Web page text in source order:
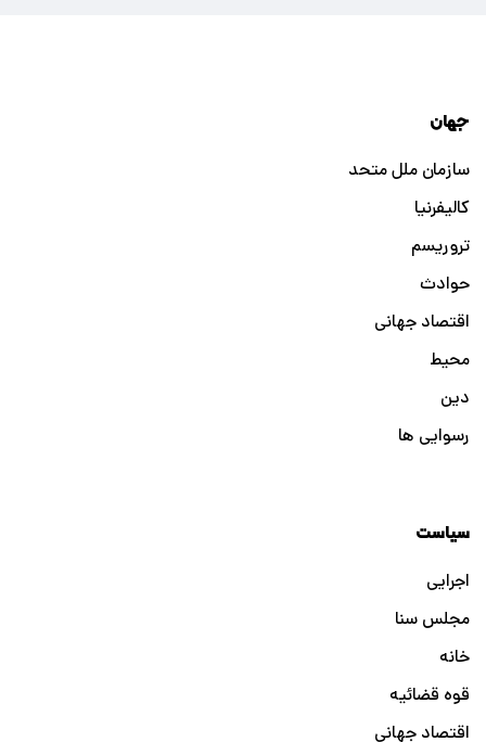
جهان
سازمان ملل متحد
کالیفرنیا
تروریسم
حوادث
اقتصاد جهانی
محیط
دین
رسوایی ها
سیاست
اجرایی
مجلس سنا
خانه
قوه قضائیه
اقتصاد جهانی